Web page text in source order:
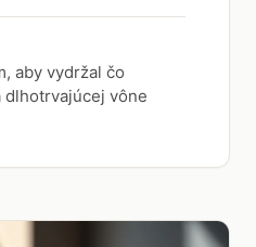
aby vydržal čo
dlhotrvajúcej vône